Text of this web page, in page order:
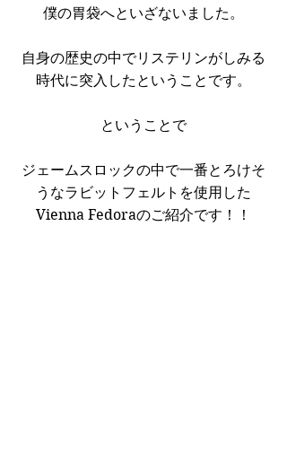
僕の胃袋へといざないました。
自身の歴史の中でリステリンがしみる
時代に突入したということです。
ということで
ジェームスロックの中で一番とろけそ
うなラビットフェルトを使用した
Vienna Fedoraのご紹介です！！